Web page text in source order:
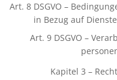
Art. 8 DSGVO –
in Bezug auf
Art. 9 DSGVO –
Kapitel 3 –